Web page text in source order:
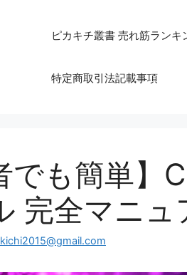
ピカキチ叢書 売れ筋ランキ
特定商取引法記載事項
でも簡単】
完全マニュ